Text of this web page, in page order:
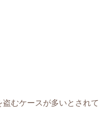
むケースが多いとされて